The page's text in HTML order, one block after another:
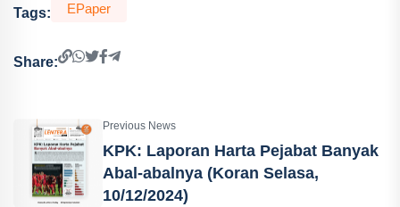
Tags: EPaper
Share:
Previous News
KPK: Laporan Harta Pejabat Banyak
Abal-abalnya (Koran Selasa,
10/12/2024)